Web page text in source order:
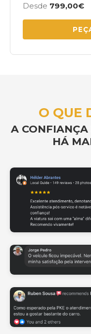
Desde 799,00€
O QUE
A
HÁ